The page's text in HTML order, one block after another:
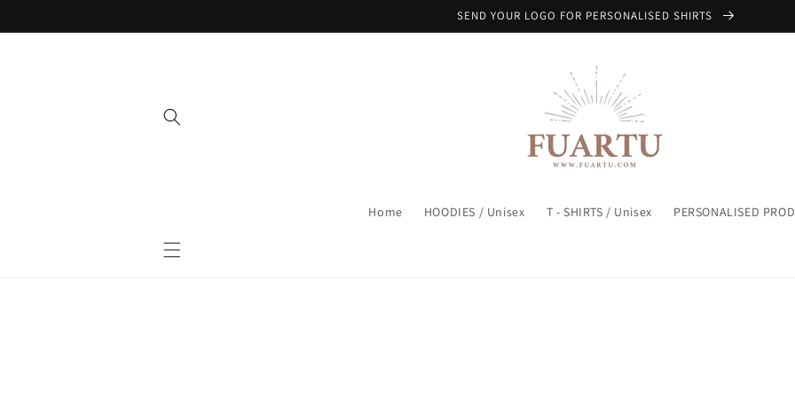
Inhalt
SEND YOUR LOGO FOR PERSONALISED SHIRTS
Home HOODIES / Unisex T - SHIRTS / Unisex PERSONALISED